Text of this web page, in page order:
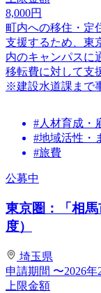
8,000円
町内への移住・定
支援するため、東
内のキャンパスに
移転費に対して支
※建設水道課まで
#人材育成・
#地域活性・
#旅費
公募中
東京圏：「相
度）
埼玉県
申請期間 〜2026年
上限金額